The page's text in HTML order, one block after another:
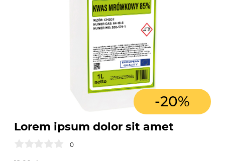
-20%
0